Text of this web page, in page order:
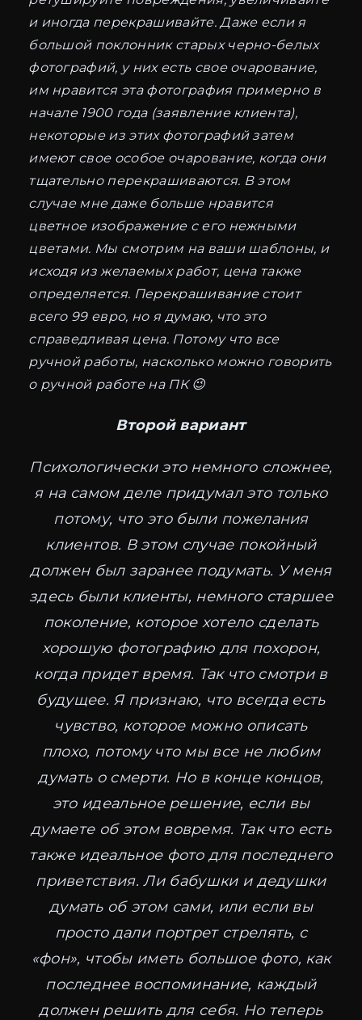
и иногда перекрашивайте. Даже если я
большой поклонник старых черно-белых
фотографий, у них есть свое очарование,
им нравится эта фотография примерно в
начале 1900 года (заявление клиента),
некоторые из этих фотографий затем
имеют свое особое очарование, когда они
тщательно перекрашиваются. В этом
случае мне даже больше нравится
цветное изображение с его нежными
цветами. Мы смотрим на ваши шаблоны, и
исходя из желаемых работ, цена также
определяется. Перекрашивание стоит
всего 99 евро, но я думаю, что это
справедливая цена. Потому что все
ручной работы, насколько можно говорить
о ручной работе на ПК 😉
Второй вариант
Психологически это немного сложнее,
я на самом деле придумал это только
потому, что это были пожелания
клиентов. В этом случае покойный
должен был заранее подумать. У меня
здесь были клиенты, немного старшее
поколение, которое хотело сделать
хорошую фотографию для похорон,
когда придет время. Так что смотри в
будущее. Я признаю, что всегда есть
чувство, которое можно описать
плохо, потому что мы все не любим
думать о смерти. Но в конце концов,
это идеальное решение, если вы
думаете об этом вовремя. Так что есть
также идеальное фото для последнего
приветствия. Ли бабушки и дедушки
думать об этом сами, или если вы
просто дали портрет стрелять, с
«фон», чтобы иметь большое фото, как
последнее воспоминание, каждый
должен решить для себя. Но теперь